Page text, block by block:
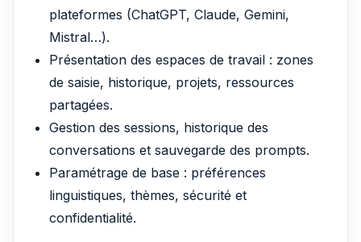
plateformes (ChatGPT, Claude, Gemini,
Mistral…).
Présentation des espaces de travail : zones
de saisie, historique, projets, ressources
partagées.
Gestion des sessions, historique des
conversations et sauvegarde des prompts.
Paramétrage de base : préférences
linguistiques, thèmes, sécurité et
confidentialité.